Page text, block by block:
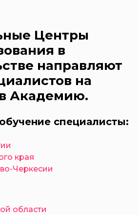
Центры
в
направляют
на
Академию.
специалисты:
края
Черкесии
области